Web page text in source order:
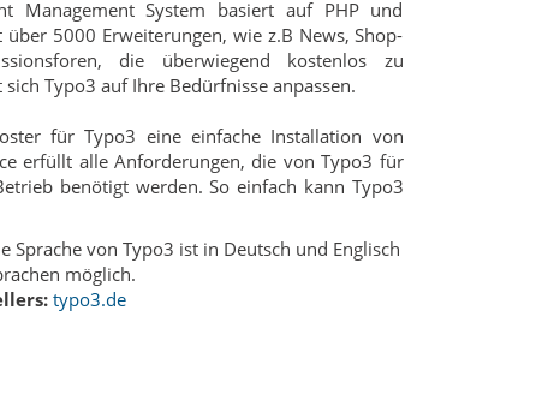
Management System basiert auf PHP und
über 5000 Erweiterungen, wie z.B News, Shop-
die überwiegend kostenlos zu
sich Typo3 auf Ihre Bedürfnisse anpassen.
für Typo3 eine einfache Installation von
erfüllt alle Anforderungen, die von Typo3 für
benötigt werden. So einfach kann Typo3
Sprache von Typo3 ist in Deutsch und Englisch
möglich.
typo3.de